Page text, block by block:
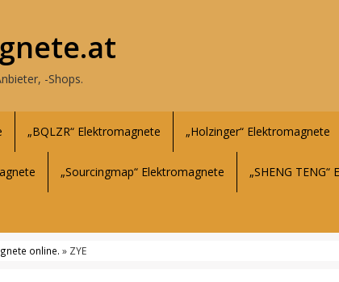
-Shops.
„BQLZR“ Elektromagnete „Holzinger“ Elektromagnete
„Sourcingmap“ Elektromagnete „SHENG
online. » ZYE